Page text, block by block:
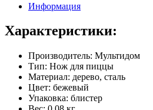
Информация
Характеристики:
Производитель: Мультидом
Тип: Нож для пиццы
Материал: дерево, сталь
Цвет: бежевый
Упаковка: блистер